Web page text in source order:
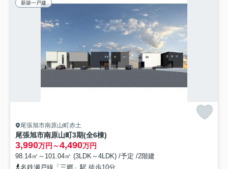
新築一戸建
尾張旭市南原山町赤土
尾張旭市南原山町3期(全6棟)
3,990万円～4,490万円
98.14㎡～101.04㎡ (3LDK～4LDK) /予定 /2階建
名鉄瀬戸線「三郷」駅 徒歩10分